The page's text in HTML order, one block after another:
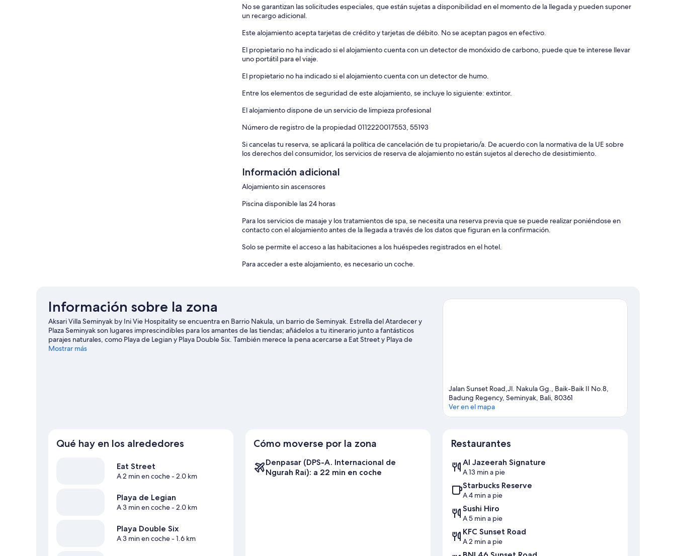
No se garantizan las solicitudes especiales, que están sujetas a disponibilidad en el momento de la llegada y pueden suponer
un recargo adicional.
Este alojamiento acepta tarjetas de crédito y tarjetas de débito. No se aceptan pagos en efectivo.
El propietario no ha indicado si el alojamiento cuenta con un detector de monóxido de carbono, puede que te interese llevar
uno portátil para el viaje.
El propietario no ha indicado si el alojamiento cuenta con un detector de humo.
Entre los elementos de seguridad de este alojamiento, se incluye lo siguiente: extintor.
El alojamiento dispone de un servicio de limpieza profesional
Número de registro de la propiedad 0112220017553, 55193
Si cancelas tu reserva, se aplicará la política de cancelación de tu propietario/a. De acuerdo con la normativa de la UE sobre
los derechos del consumidor, los servicios de reserva de alojamiento no están sujetos al derecho de desistimiento.
Información adicional
Alojamiento sin ascensores
Piscina disponible las 24 horas
Para los servicios de masaje y los tratamientos de spa, se necesita una reserva previa que se puede realizar poniéndose en
contacto con el alojamiento antes de la llegada a través de los datos que figuran en la confirmación.
Solo se permite el acceso a las habitaciones a los huéspedes registrados en el hotel.
Para acceder a este alojamiento, es necesario un coche.
Información sobre la zona
Aksari Villa Seminyak by Ini Vie Hospitality se encuentra en Barrio Nakula, un barrio de Seminyak. Estrella del Atardecer y
Plaza Seminyak son lugares imprescindibles para los amantes de las tiendas; añádelos a tu itinerario junto a fantásticos
parajes naturales, como Playa de Legian y Playa Double Six. También merece la pena acercarse a Eat Street y Playa de
Seminyak.Ver guía de viaje de Seminyak
Mostrar más
Jalan Sunset Road,Jl. Nakula Gg., Baik-Baik II No.8,
Badung Regency, Seminyak, Bali, 80361
Ver en el mapa
Qué hay en los alrededores
Eat Street
A 2 min en coche- 2.0 km
Playa de Legian
A 3 min en coche- 2.0 km
Playa Double Six
A 3 min en coche- 1.6 km
Cómo moverse por la zona
Denpasar (DPS-A. Internacional de
Ngurah Rai): a 22 min en coche
Restaurantes
Al Jazeerah Signature
A 13 min a pie
Starbucks Reserve
A 4 min a pie
Sushi Hiro
A 5 min a pie
KFC Sunset Road
A 2 min a pie